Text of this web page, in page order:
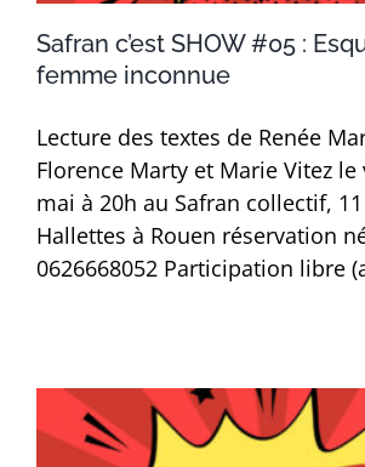
Safran c’est SHOW #05 :
femme inconnue
Lecture des textes de Renée
Florence Marty et Marie Vitez
mai à 20h au Safran collectif,
Hallettes à Rouen réservation
0626668052 Participation libre